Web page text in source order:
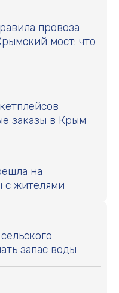
провоза
мост: что
заказы в Крым
на
с жителями
запас воды